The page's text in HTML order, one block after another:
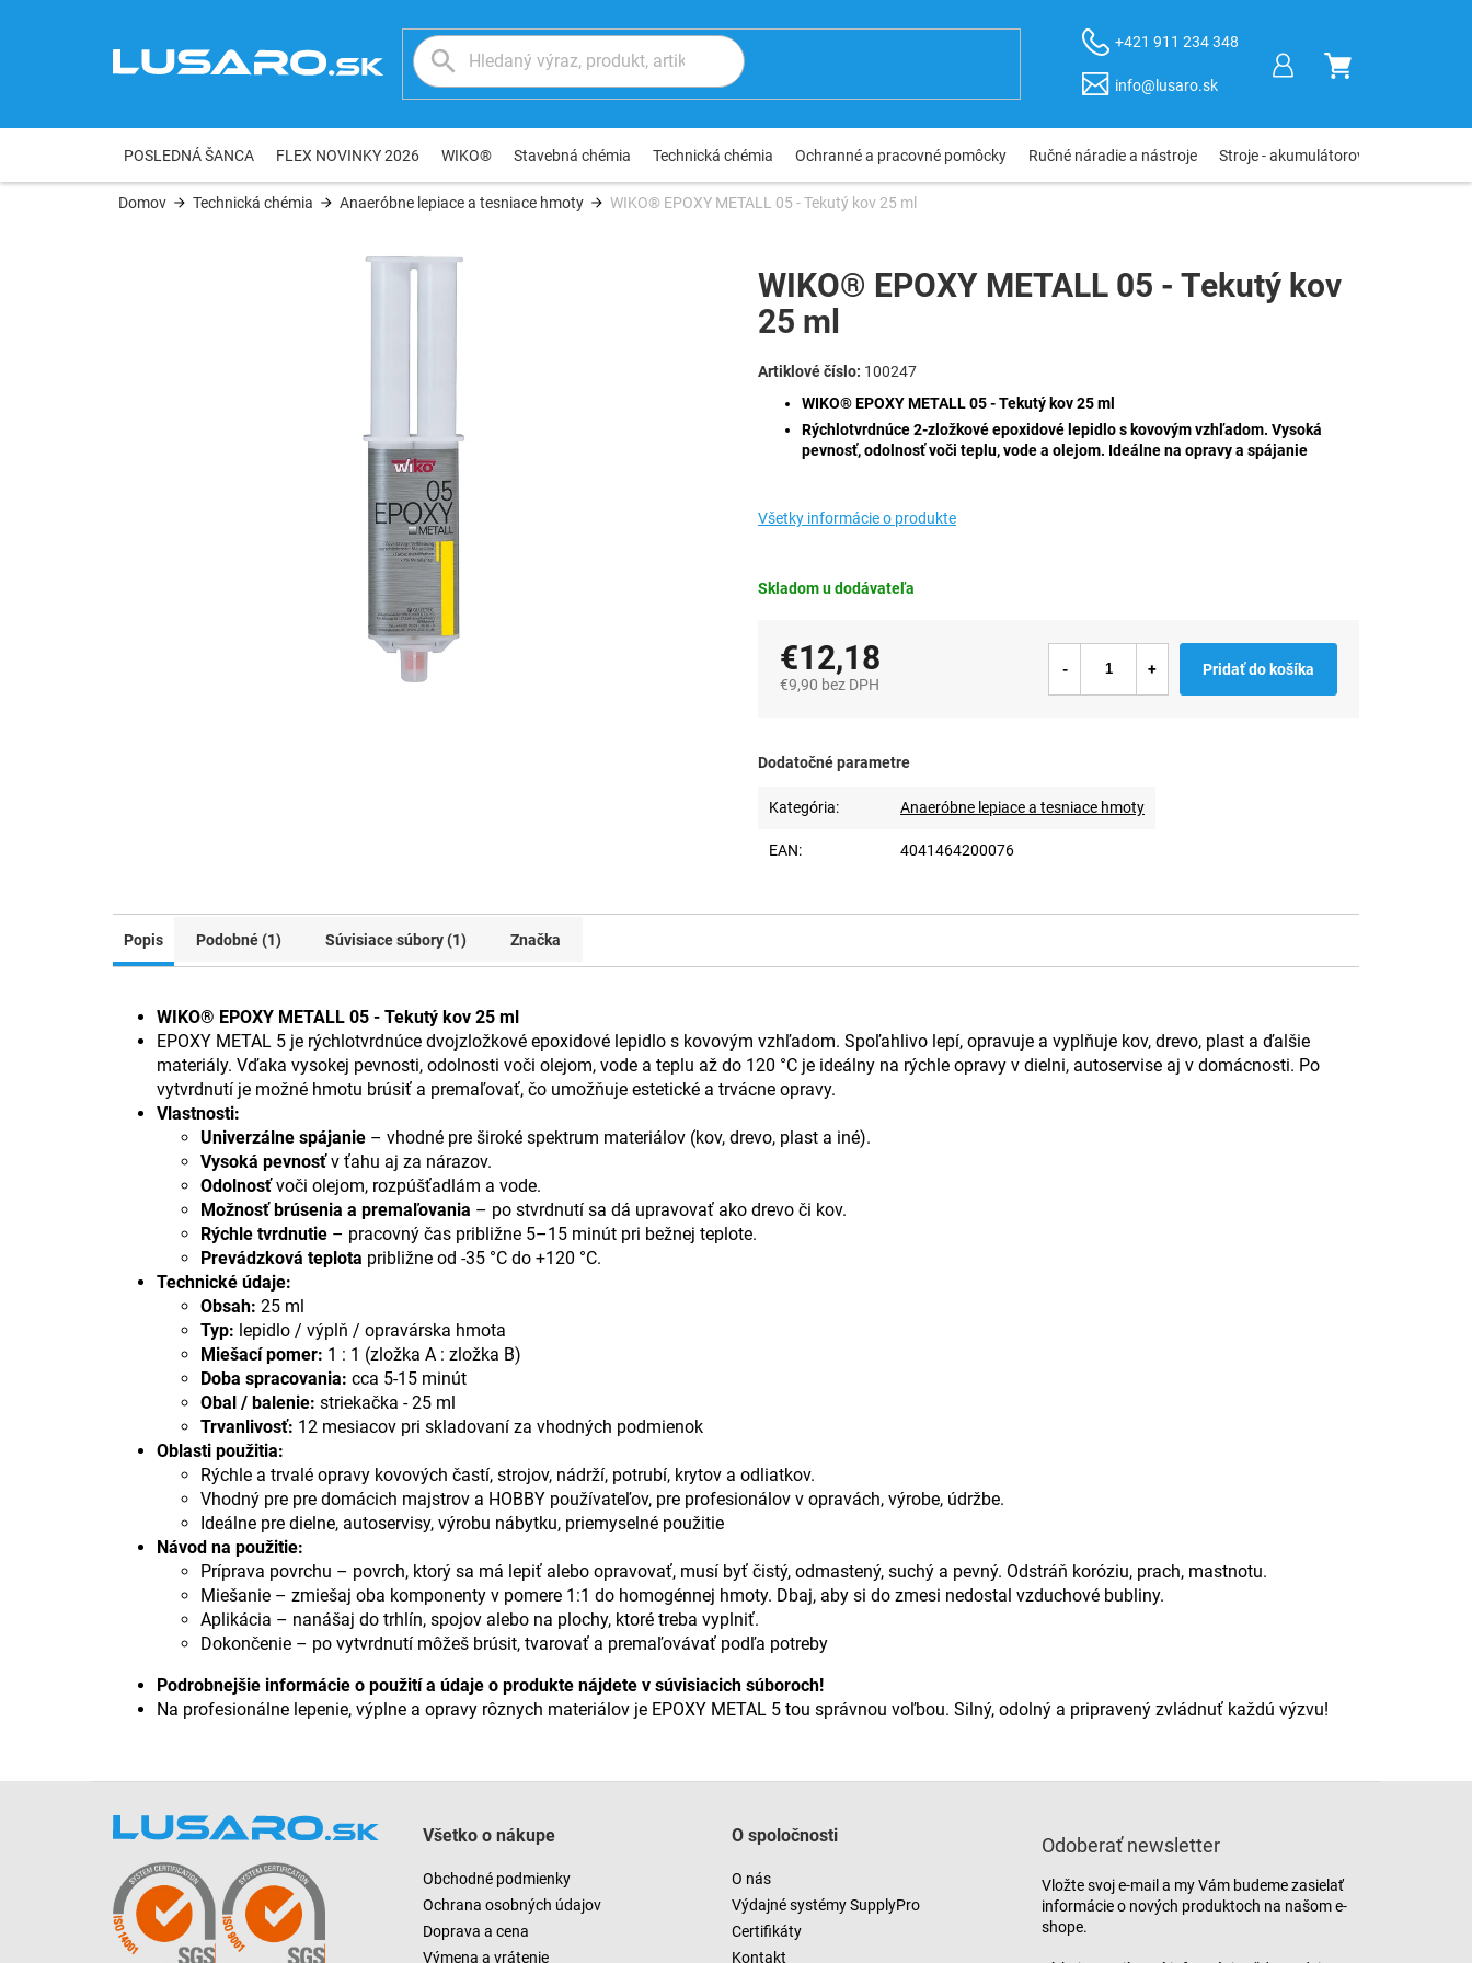
+421 911 234 348
info@lusaro.sk
NÁKUPNÝ
POSLEDNÁ ŠANCA FLEX NOVINKY 2026 WIKO® Stavebná chémia Technická chémia Ochranné a pracovné pomôcky Ručné náradie a nástroje Stroje - akumulátorové, elektro,
Domov Technická chémia Anaeróbne lepiace a tesniace hmoty WIKO® EPOXY METALL 05 - Tekutý kov 25 ml
Skladom u dodávateľa
WIKO® EPOXY METALL 05 - Tekutý kov 25 ml
Rýchlotvrdnúce 2-zložkové epoxidové lepidlo s kovovým vzhľadom. Vysoká
pevnosť, odolnosť voči teplu, vode a olejom. Ideálne na opravy a spájanie
Všetky informácie o produkte
Dodatočné parametre
Kategória: Anaeróbne lepiace a tesniace hmoty
EAN: 4041464200076
WIKO® EPOXY METALL 05 - Tekutý kov
25 ml
100247
€12,18
€9,90 bez DPH
Pridať do košíka
Popis Podobné (1) Súvisiace súbory (1) Značka
WIKO® EPOXY METALL 05 - Tekutý kov 25 ml
EPOXY METAL 5 je rýchlotvrdnúce dvojzložkové epoxidové lepidlo s kovovým vzhľadom. Spoľahlivo lepí, opravuje a vyplňuje kov, drevo, plast a ďalšie
materiály. Vďaka vysokej pevnosti, odolnosti voči olejom, vode a teplu až do 120 °C je ideálny na rýchle opravy v dielni, autoservise aj v domácnosti. Po
vytvrdnutí je možné hmotu brúsiť a premaľovať, čo umožňuje estetické a trvácne opravy.
Vlastnosti:
Univerzálne spájanie – vhodné pre široké spektrum materiálov (kov, drevo, plast a iné).
Vysoká pevnosťv ťahu aj za nárazov.
Odolnosťvoči olejom, rozpúšťadlám a vode.
Možnosť brúsenia a premaľovania – po stvrdnutí sa dá upravovať ako drevo či kov.
Rýchle tvrdnutie – pracovný čas približne 5–15 minút pri bežnej teplote.
Prevádzková teplota približne od -35 °C do +120 °C.
Technické údaje:
Obsah: 25 ml
Typ: lepidlo / výplň / opravárska hmota
Miešací pomer: 1 : 1 (zložka A : zložka B)
Doba spracovania: cca 5-15 minút
Obal / balenie: striekačka - 25 ml
Trvanlivosť: 12 mesiacov pri skladovaní za vhodných podmienok
Oblasti použitia:
Rýchle a trvalé opravy kovových častí, strojov, nádrží, potrubí, krytov a odliatkov.
Vhodný pre pre domácich majstrov a HOBBY používateľov, pre profesionálov v opravách, výrobe, údržbe.
Ideálne pre dielne, autoservisy, výrobu nábytku, priemyselné použitie
Návod na použitie:
Príprava povrchu – povrch, ktorý sa má lepiť alebo opravovať, musí byť čistý, odmastený, suchý a pevný. Odstráň koróziu, prach, mastnotu.
Miešanie – zmiešaj oba komponenty v pomere 1:1 do homogénnej hmoty. Dbaj, aby si do zmesi nedostal vzduchové bubliny.
Aplikácia – nanášaj do trhlín, spojov alebo na plochy, ktoré treba vyplniť.
Dokončenie – po vytvrdnutí môžeš brúsit, tvarovať a premaľovávať podľa potreby
Podrobnejšie informácie o použití a údaje o produkte nájdete v súvisiacich súboroch!
Na profesionálne lepenie, výplne a opravy rôznych materiálov je EPOXY METAL 5 tou správnou voľbou. Silný, odolný a pripravený zvládnuť každú výzvu!
Všetko o nákupe
Obchodné podmienky
Ochrana osobných údajov
Doprava a cena
Výmena a vrátenie
O spoločnosti
O nás
Výdajné systémy SupplyPro
Certifikáty
Kontakt
Odoberať newsletter
Vložte svoj e-mail a my Vám budeme zasielať
informácie o nových produktoch na našom e-
shope.